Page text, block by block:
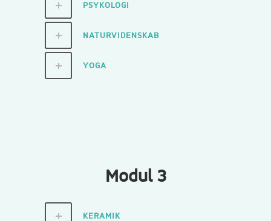
PSYKOLOGI
NATURVIDENSKAB
YOGA
Modul 3
KERAMIK